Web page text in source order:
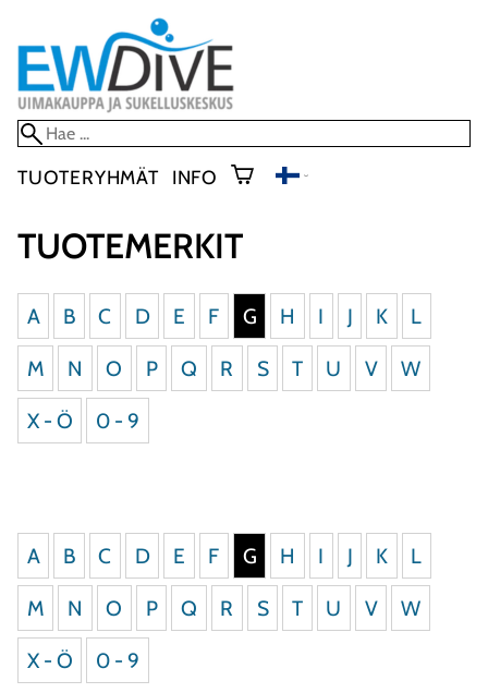
TUOTERYHMÄT INFO
TUOTEMERKIT
A B C D E F G H I J K
L
M
N O P Q R S T U V
W
X - Ö
0 - 9
A B C D E F G H I J K
L
M
N O P Q R S T U V
W
X - Ö
0 - 9